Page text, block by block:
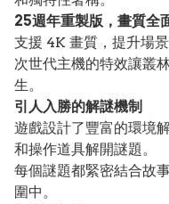
25週年重製版，畫質全
支援 4K 畫質，提升場景
次世代主機的特效讓叢
生。
引人入勝的解謎機制
遊戲設計了豐富的環境
和操作道具解開謎題。
每個謎題都緊密結合故
圍中。